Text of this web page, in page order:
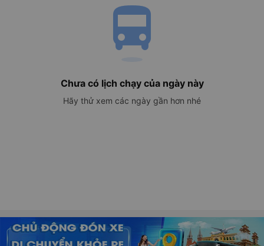
directions_bus
Chưa có lịch chạy của ngày này
Hãy thử xem các ngày gần hơn nhé